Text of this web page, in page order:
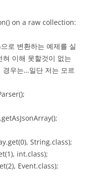
on a raw collection:
로 변환하는 예제를 실
이해 못할것이 없는
경우는…일단 저는 모르
String.class);
int.class);
Event.class);